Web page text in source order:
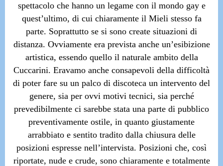
spettacolo che hanno un legame con il mondo gay e
quest’ultimo, di cui chiaramente il Mieli stesso fa
parte. Soprattutto se si sono create situazioni di
distanza. Ovviamente era prevista anche un’esibizione
artistica, essendo quello il naturale ambito della
Cuccarini. Eravamo anche consapevoli della difficoltà
di poter fare su un palco di discoteca un intervento del
genere, sia per ovvi motivi tecnici, sia perché
prevedibilmente ci sarebbe stata una parte di pubblico
preventivamente ostile, in quanto giustamente
arrabbiato e sentito tradito dalla chiusura delle
posizioni espresse nell’intervista. Posizioni che, così
riportate, nude e crude, sono chiaramente e totalmente